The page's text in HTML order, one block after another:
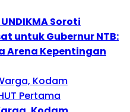
Soroti
untuk Gubernur NTB:
Arena Kepentingan